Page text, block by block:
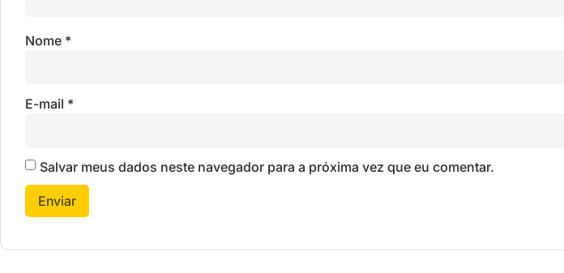
Nome *
E-mail *
Salvar meus dados neste navegador para a próxima vez que eu comentar.